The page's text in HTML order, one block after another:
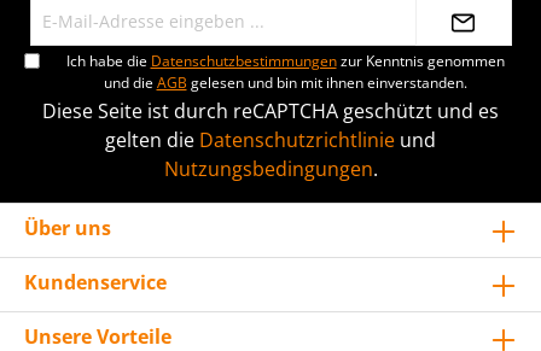
Ich habe die Datenschutzbestimmungenzur Kenntnis genommen
und dieAGB gelesen und bin mit ihnen einverstanden.
Diese Seite ist durch reCAPTCHA geschützt und es
gelten die Datenschutzrichtlinie und
Nutzungsbedingungen.
Über uns
Kundenservice
Unsere Vorteile